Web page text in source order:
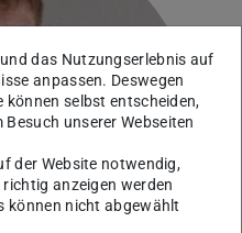
das Nutzungserlebnis auf
anpassen. Deswegen
können selbst entscheiden,
unserer Webseiten
der Website notwendig,
anzeigen werden
können nicht abgewählt